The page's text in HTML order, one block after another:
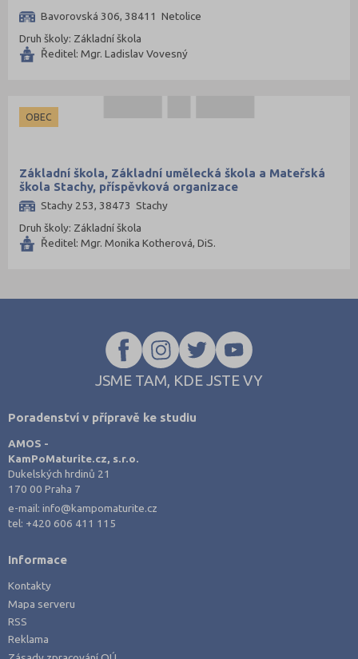
Bavorovská 306, 38411 Netolice
Druh školy: Základní škola
Ředitel: Mgr. Ladislav Vovesný
OBEC
Základní škola, Základní umělecká škola a Mateřská
škola Stachy, příspěvková organizace
Stachy 253, 38473 Stachy
Druh školy: Základní škola
Ředitel: Mgr. Monika Kotherová, DiS.
JSME TAM, KDE JSTE VY
Poradenství v přípravě ke studiu
AMOS -
KamPoMaturite.cz, s.r.o.
Dukelských hrdinů 21
170 00 Praha 7
e-mail:info@kampomaturite.cz
tel: +420 606 411 115
Informace
Kontakty
Mapa serveru
RSS
Reklama